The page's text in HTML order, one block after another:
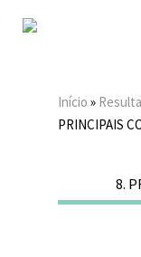
Início »
PRINCIPAIS
8.